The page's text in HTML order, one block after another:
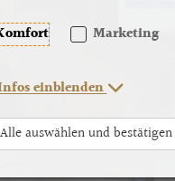
Marketing
einblenden
Alle auswählen und bestätigen